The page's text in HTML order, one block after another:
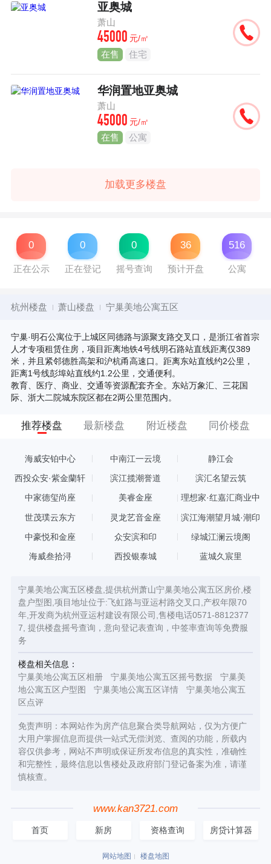
亚奥城
萧山
45000 元/㎡
在售 住宅
华润置地亚奥城
萧山
45000 元/㎡
在售 公寓
加载更多楼盘
0
正在公示
0
正在登记
0
摇号查询
36
预计开盘
516
公寓
杭州楼盘 萧山楼盘 宁巢美地公寓五区
宁巢·明石公寓位于上城区同德路与源聚支路交叉口，是浙江省首宗
人才专项租赁住房，项目距离地铁4号线明石路站直线距离仅389
米，并且紧邻德胜高架和沪杭甬高速口。距离东站直线约2公里，
距离1号线彭埠站直线约1.2公里，交通便利。
教育、医疗、商业、交通等资源配套齐全。东站万象汇、三花国
际、浙大二院城东院区都在2两公里范围内。
推荐楼盘 最新楼盘 附近楼盘 同价楼盘
海威安铂中心 中南江一云境 静江会
西投众安·紫金蘭轩 滨江揽潮誉道 滨汇名望云筑
中家德玺尚座 美睿金座
理想家·红嘉汇商业中
世茂璞云东方 灵龙艺音金座 滨江海潮望月城·潮印
中豪悦和金座 众安滨和印 绿城江澜云境阁
海威叁拾浔 西投银泰城 蓝城久宸里
宁巢美地公寓五区楼盘,提供杭州萧山宁巢美地公寓五区房价,楼
盘户型图,项目地址位于:飞虹路与亚运村路交叉口,产权年限70
年,开发商为杭州亚运村建设有限公司,售楼电话0571-8812377
7, 提供楼盘摇号查询，意向登记表查询，中签率查询等免费服
务
楼盘相关信息：
宁巢美地公寓五区相册
宁巢美地公寓五区摇号数据
宁巢美
地公寓五区户型图
宁巢美地公寓五区详情
宁巢美地公寓五
区点评
免责声明：本网站作为房产信息聚合类导航网站，仅为方便广
大用户掌握信息而提供一站式无偿浏览、查阅的功能，所载内
容仅供参考，网站不声明或保证所发布信息的真实性，准确性
和完整性，最终信息以售楼处及政府部门登记备案为准，请谨
慎核查。
www.kan3721.com
首页 新房 资格查询 房贷计算器
网站地图 楼盘地图